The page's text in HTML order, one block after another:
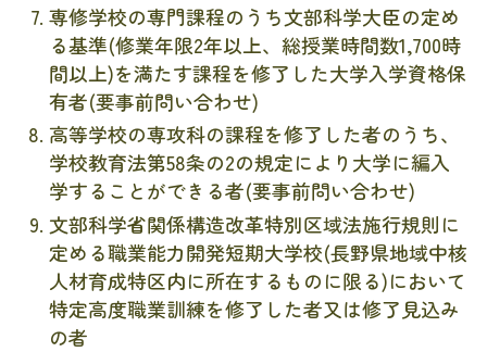
専修学校の専門課程のうち文部科学大臣の定め
る基準(修業年限2年以上、総授業時間数1,700時
間以上)を満たす課程を修了した大学入学資格保
有者(要事前問い合わせ)
高等学校の専攻科の課程を修了した者のうち、
学校教育法第58条の2の規定により大学に編入
学することができる者(要事前問い合わせ)
文部科学省関係構造改革特別区域法施行規則に
定める職業能力開発短期大学校(長野県地域中核
人材育成特区内に所在するものに限る)において
特定高度職業訓練を修了した者又は修了見込み
の者